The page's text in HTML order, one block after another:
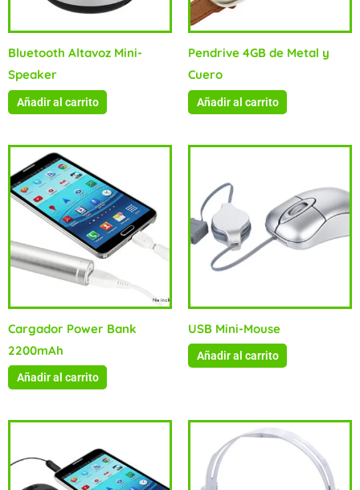
Bluetooth Altavoz Mini-
Speaker
Añadir al carrito
Pendrive 4GB de Metal y
Cuero
Añadir al carrito
Cargador Power Bank
2200mAh
Añadir al carrito
USB Mini-Mouse
Añadir al carrito